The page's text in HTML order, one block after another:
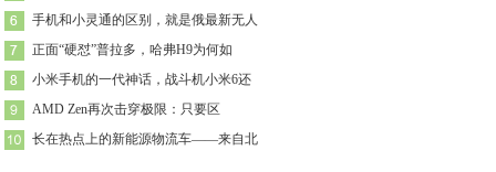
手机和小灵通的区别，就是俄最新无人
正面“硬怼”普拉多，哈弗H9为何如
小米手机的一代神话，战斗机小米6还
AMD Zen再次击穿极限：只要区
长在热点上的新能源物流车——来自北